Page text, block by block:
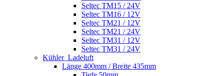
Seltec TM15 / 24V
Seltec TM16 / 12V
Seltec TM21 / 12V
Seltec TM21 / 24V
Seltec TM31 / 12V
Seltec TM31 / 24V
Kühler_Ladeluft
Länge 400mm / Breite 435mm